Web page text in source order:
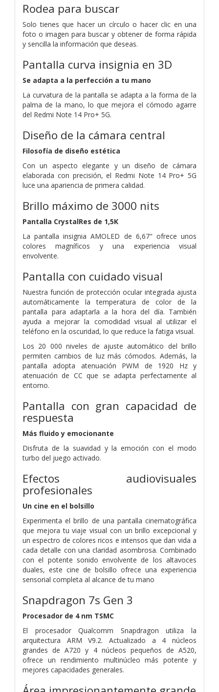
Rodea para buscar
Solo tienes que hacer un círculo o hacer clic en una
foto o imagen para buscar y obtener de forma rápida
y sencilla la información que deseas.
Pantalla curva insignia en 3D
Se adapta a la perfección a tu mano
La curvatura de la pantalla se adapta a la forma de la
palma de la mano, lo que mejora el cómodo agarre
del Redmi Note 14 Pro+ 5G.
Diseño de la cámara central
Filosofía de diseño estética
Con un aspecto elegante y un diseño de cámara
elaborada con precisión, el Redmi Note 14 Pro+ 5G
luce una apariencia de primera calidad.
Brillo máximo de 3000 nits
Pantalla CrystalRes de 1,5K
La pantalla insignia AMOLED de 6,67" ofrece unos
colores magníficos y una experiencia visual
envolvente.
Pantalla con cuidado visual
Nuestra función de protección ocular integrada ajusta
automáticamente la temperatura de color de la
pantalla para adaptarla a la hora del día. También
ayuda a mejorar la comodidad visual al utilizar el
teléfono en la oscuridad, lo que reduce la fatiga visual.
Los 20 000 niveles de ajuste automático del brillo
permiten cambios de luz más cómodos. Además, la
pantalla adopta atenuación PWM de 1920 Hz y
atenuación de CC que se adapta perfectamente al
entorno.
Pantalla con gran capacidad de
respuesta
Más fluido y emocionante
Disfruta de la suavidad y la emoción con el modo
turbo del juego activado.
Efectos audiovisuales
profesionales
Un cine en el bolsillo
Experimenta el brillo de una pantalla cinematográfica
que mejora tu viaje visual con un brillo excepcional y
un espectro de colores ricos e intensos que dan vida a
cada detalle con una claridad asombrosa. Combinado
con el potente sonido envolvente de los altavoces
duales, este cine de bolsillo ofrece una experiencia
sensorial completa al alcance de tu mano
Snapdragon 7s Gen 3
Procesador de 4 nm TSMC
El procesador Qualcomm Snapdragon utiliza la
arquitectura ARM V9.2. Actualizado a 4 núcleos
grandes de A720 y 4 núcleos pequeños de A520,
ofrece un rendimiento multinúcleo más potente y
mejores capacidades generales.